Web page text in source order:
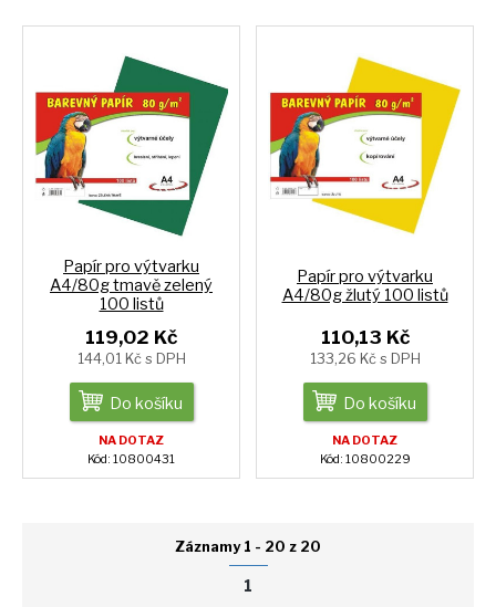
Papír pro výtvarku
A4/80g tmavě zelený
100 listů
119,02 Kč
144,01 Kč s DPH
Do košíku
NA DOTAZ
Kód: 10800431
Papír pro výtvarku
A4/80g žlutý 100 listů
110,13 Kč
133,26 Kč s DPH
Do košíku
NA DOTAZ
Kód: 10800229
Záznamy 1 - 20 z 20
1